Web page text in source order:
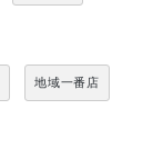
地域一番店